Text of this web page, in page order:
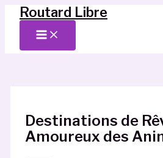
Aller
contenu
Routard Libre
Main
Menu
Destinations de
Amoureux des